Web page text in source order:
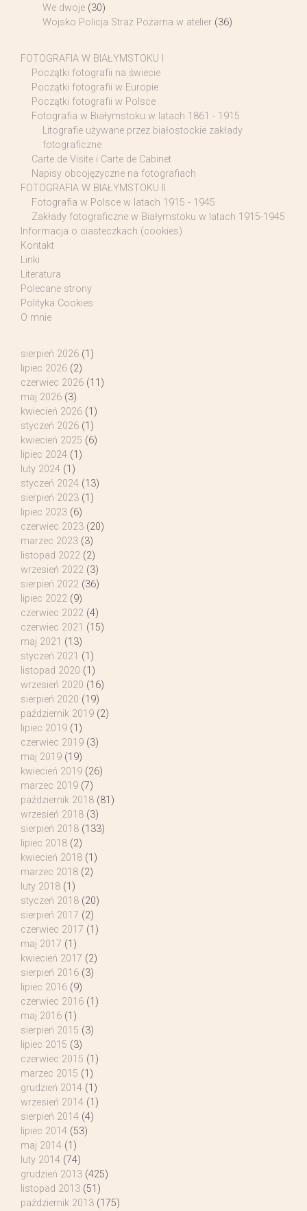
We dwoje (30)
Wojsko Policja Straż Pożarna w atelier (36)
FOTOGRAFIA W BIAŁYMSTOKU I
Początki fotografii na świecie
Początki fotografii w Europie
Początki fotografii w Polsce
Fotografia w Białymstoku w latach 1861 - 1915
Litografie używane przez białostockie zakłady
fotograficzne
Carte de Visite i Carte de Cabinet
Napisy obcojęzyczne na fotografiach
FOTOGRAFIA W BIAŁYMSTOKU II
Fotografia w Polsce w latach 1915 - 1945
Zakłady fotograficzne w Białymstoku w latach 1915-1945
Informacja o ciasteczkach (cookies)
Kontakt
Linki
Literatura
Polecane strony
Polityka Cookies
O mnie
sierpień 2026 (1)
lipiec 2026 (2)
czerwiec 2026 (11)
maj 2026 (3)
kwiecień 2026 (1)
styczeń 2026 (1)
kwiecień 2025 (6)
lipiec 2024 (1)
luty 2024 (1)
styczeń 2024 (13)
sierpień 2023 (1)
lipiec 2023 (6)
czerwiec 2023 (20)
marzec 2023 (3)
listopad 2022 (2)
wrzesień 2022 (3)
sierpień 2022 (36)
lipiec 2022 (9)
czerwiec 2022 (4)
czerwiec 2021 (15)
maj 2021 (13)
styczeń 2021 (1)
listopad 2020 (1)
wrzesień 2020 (16)
sierpień 2020 (19)
październik 2019 (2)
lipiec 2019 (1)
czerwiec 2019 (3)
maj 2019 (19)
kwiecień 2019 (26)
marzec 2019 (7)
październik 2018 (81)
wrzesień 2018 (3)
sierpień 2018 (133)
lipiec 2018 (2)
kwiecień 2018 (1)
marzec 2018 (2)
luty 2018 (1)
styczeń 2018 (20)
sierpień 2017 (2)
czerwiec 2017 (1)
maj 2017 (1)
kwiecień 2017 (2)
sierpień 2016 (3)
lipiec 2016 (9)
czerwiec 2016 (1)
maj 2016 (1)
sierpień 2015 (3)
lipiec 2015 (3)
czerwiec 2015 (1)
marzec 2015 (1)
grudzień 2014 (1)
wrzesień 2014 (1)
sierpień 2014 (4)
lipiec 2014 (53)
maj 2014 (1)
luty 2014 (74)
grudzień 2013 (425)
listopad 2013 (51)
październik 2013 (175)